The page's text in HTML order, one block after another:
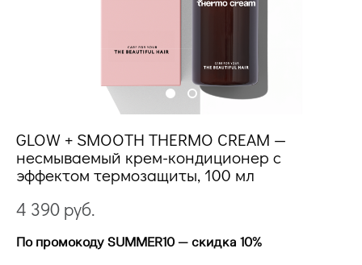
GLOW + SMOOTH THERMO CREAM —
несмываемый крем-кондиционер с
эффектом термозащиты, 100 мл
4 390 pуб.
По промокоду SUMMER10 — скидка 10%